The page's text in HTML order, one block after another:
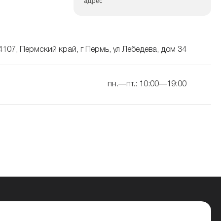
Пермский край, г Пермь, ул Лебедева, дом 34
пн.—пт.: 10:00—19:00